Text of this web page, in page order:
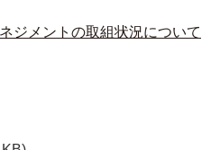
ジメントの取組状況について